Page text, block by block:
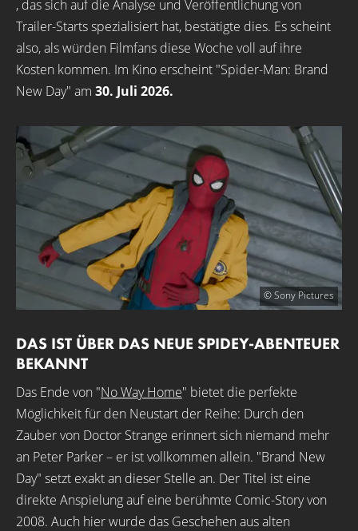
, das sich auf die Analyse und Veröffentlichung von
Trailer-Starts spezialisiert hat, bestätigte dies. Es scheint
also, als würden Filmfans diese Woche voll auf ihre
Kosten kommen. Im Kino erscheint "Spider-Man: Brand
New Day" am 30. Juli 2026.
© Sony Pictures
DAS IST ÜBER DAS NEUE SPIDEY-ABENTEUER
BEKANNT
Das Ende von "No Way Home" bietet die perfekte
Möglichkeit für den Neustart der Reihe: Durch den
Zauber von Doctor Strange erinnert sich niemand mehr
an Peter Parker – er ist vollkommen allein. "Brand New
Day" setzt exakt an dieser Stelle an. Der Titel ist eine
direkte Anspielung auf eine berühmte Comic-Story von
2008. Auch hier wurde das Geschehen aus alten